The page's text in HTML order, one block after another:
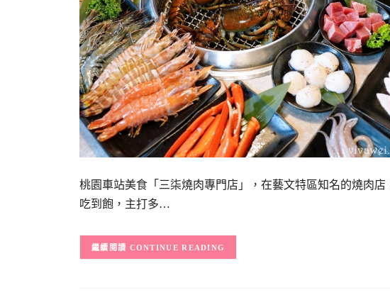
桃園車站美食「三柒燒肉專門店」，在藝文特區知名的燒肉
吃到飽，主打多…
CONTINUE READING